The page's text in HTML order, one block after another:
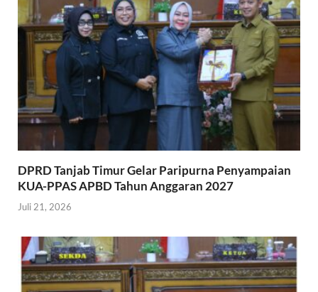
DPRD Tanjab Timur Gelar Paripurna Penyampaian
KUA-PPAS APBD Tahun Anggaran 2027
Juli 21, 2026